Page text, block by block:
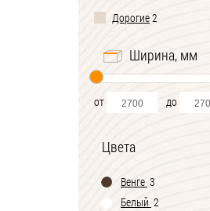
Дорогие2
Ширина, мм
от до
Цвета
Венге 3
Белый 2